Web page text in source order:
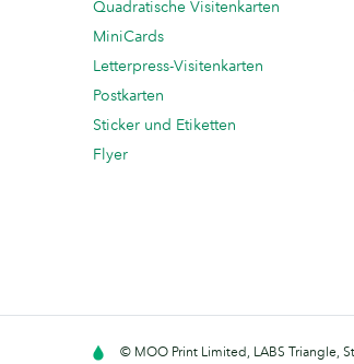
Quadratische Visitenkarten
MiniCards
Letterpress-Visitenkarten
Postkarten
Sticker und Etiketten
Flyer
© MOO Print Limited, LABS Triangle,